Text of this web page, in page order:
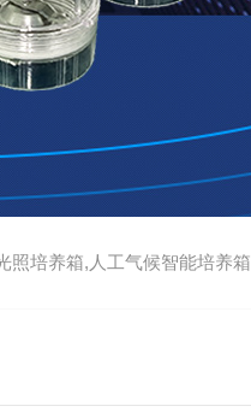
照培养箱,人工气候智能培养箱